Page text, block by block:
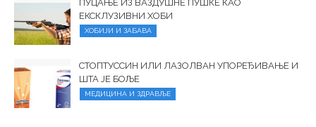
ПУЦАЊЕ ИЗ ВАЗДУШНЕ ПУШКЕ КАО
ЕКСКЛУЗИВНИ ХОБИ
ХОБИЈИ И ЗАБАВА
СТОПТУССИН ИЛИ ЛАЗОЛВАН УПОРЕЂИВАЊЕ И
ШТА ЈЕ БОЉЕ
МЕДИЦИНА И ЗДРАВЉЕ